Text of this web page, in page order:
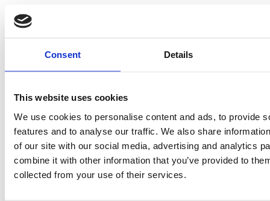
Consent Details
This website uses cookies
We use cookies to personalise content and ads, to provide
features and to analyse our traffic. We also share
of our site with our social media, advertising and analytics
combine it with other information that you’ve provided to
collected from your use of their services.